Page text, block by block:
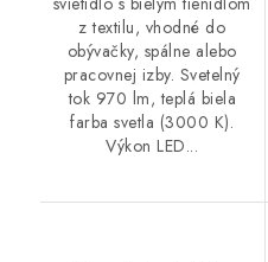
z textilu, vhodné do
obývačky, spálne alebo
pracovnej izby. Svetelný
tok 970 lm, teplá biela
farba svetla (3000 K).
Výkon LED...